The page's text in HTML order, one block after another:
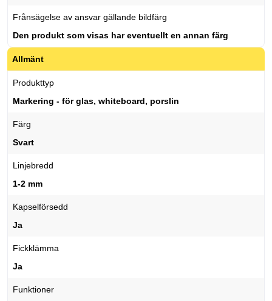
Frånsägelse av ansvar gällande bildfärg
Den produkt som visas har eventuellt en annan färg
Allmänt
Produkttyp
Markering - för glas, whiteboard, porslin
Färg
Svart
Linjebredd
1-2 mm
Kapselförsedd
Ja
Fickklämma
Ja
Funktioner